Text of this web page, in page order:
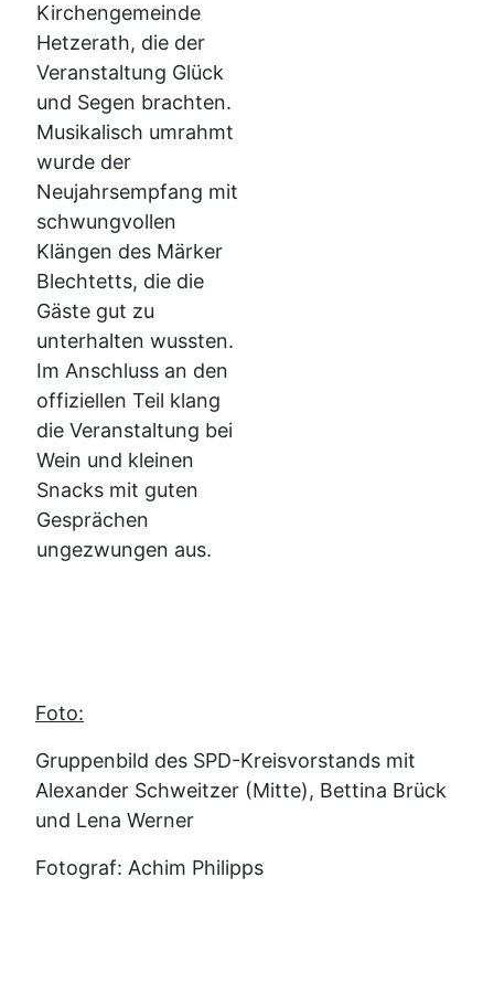
Kirchengemeinde
Hetzerath, die der
Veranstaltung Glück
und Segen brachten.
Musikalisch umrahmt
wurde der
Neujahrsempfang mit
schwungvollen
Klängen des Märker
Blechtetts, die die
Gäste gut zu
unterhalten wussten.
Im Anschluss an den
offiziellen Teil klang
die Veranstaltung bei
Wein und kleinen
Snacks mit guten
Gesprächen
ungezwungen aus.
Foto:
Gruppenbild des SPD-Kreisvorstands mit
Alexander Schweitzer (Mitte), Bettina Brück
und Lena Werner
Fotograf: Achim Philipps